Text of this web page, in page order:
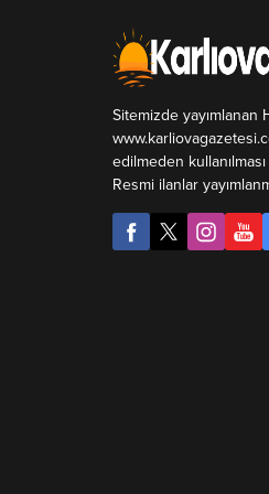
Sitemizde yayımlanan
edilmeden
Resmi ilanlar